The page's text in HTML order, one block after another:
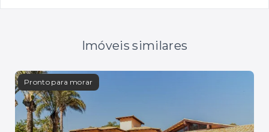
Imóveis similares
Pronto para morar